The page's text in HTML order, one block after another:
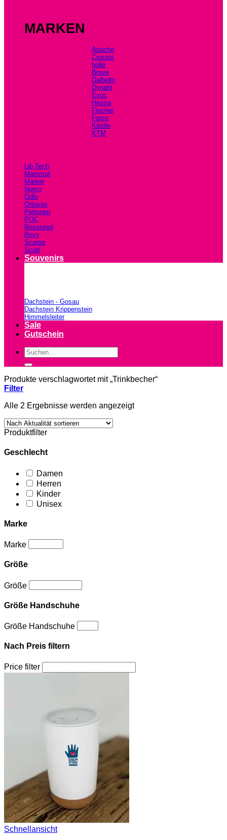
MARKEN
Apache
Crussis
bollé
Brave
Dalbello
Dynafit
Evoc
Hestra
Fischer
Force
Kästle
KTM
Lib-Tech
Mammut
Marker
Norco
Odlo
Ortovox
Peltonen
POC
Rossignol
Roxy
Scarpa
Scott
Souvenirs
Dachstein - Gosau
Dachstein Krippenstein
Himmelsleiter
Sale
Gutschein
Suchen
nach:
Produkte verschlagwortet mit „Trinkbecher“
Filter
Alle 2 Ergebnisse werden angezeigtNach
Produktfilter
Geschlecht
Damen
Herren
Kinder
Unisex
Marke
Marke
Größe
Größe
Größe Handschuhe
Größe Handschuhe
Nach Preis filtern
Price filter
Schnellansicht